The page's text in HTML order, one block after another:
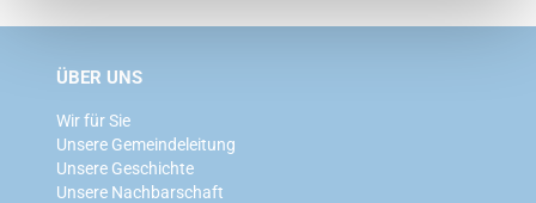
ÜBER UNS
Wir für Sie
Unsere Gemeindeleitung
Unsere Geschichte
Unsere Nachbarschaft